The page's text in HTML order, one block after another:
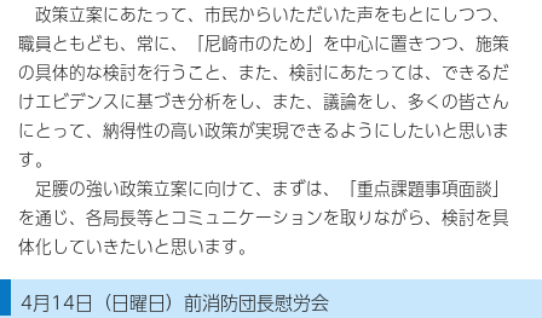
政策立案にあたって、市民からいただいた声をもとにしつつ、
職員ともども、常に、「尼崎市のため」を中心に置きつつ、施策
の具体的な検討を行うこと、また、検討にあたっては、できるだ
けエビデンスに基づき分析をし、また、議論をし、多くの皆さん
にとって、納得性の高い政策が実現できるようにしたいと思いま
す。
足腰の強い政策立案に向けて、まずは、「重点課題事項面談」
を通じ、各局長等とコミュニケーションを取りながら、検討を具
体化していきたいと思います。
4月14日（日曜日）前消防団長慰労会